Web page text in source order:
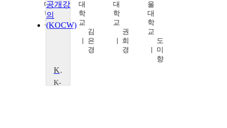
대
학
교
대
학
교
김
은
경
대
학
교
권
희
경
울
대
학
교
도
미
향
K-하브루타 : 부모교육
K-